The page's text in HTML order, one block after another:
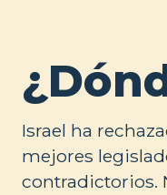
Israel ha
mejores
contradictorios.